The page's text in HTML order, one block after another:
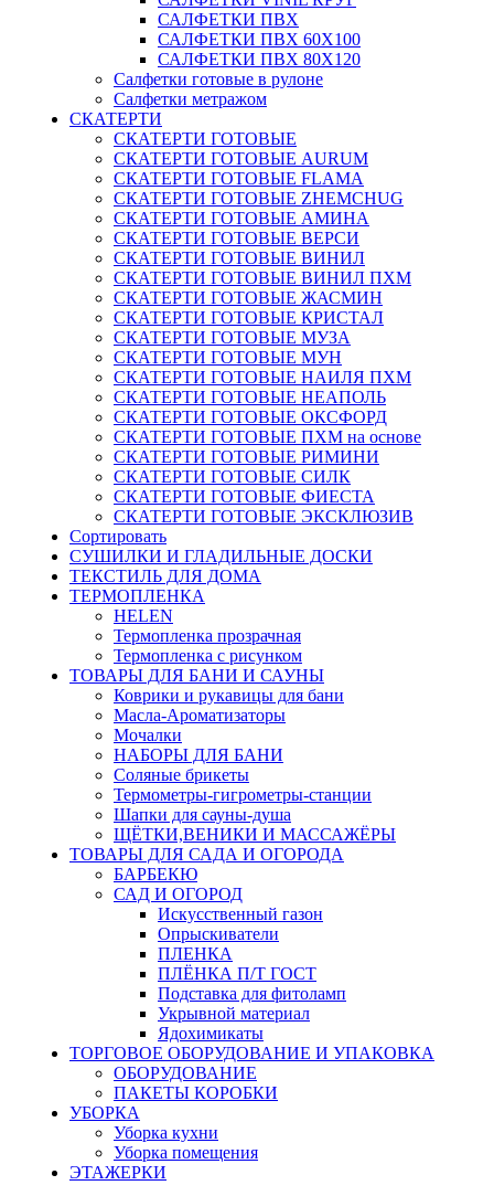
САЛФЕТКИ ПВХ
САЛФЕТКИ ПВХ 60Х100
САЛФЕТКИ ПВХ 80Х120
Салфетки готовые в рулоне
Салфетки метражом
СКАТЕРТИ
СКАТЕРТИ ГОТОВЫЕ
СКАТЕРТИ ГОТОВЫЕ AURUM
СКАТЕРТИ ГОТОВЫЕ FLAMA
СКАТЕРТИ ГОТОВЫЕ ZHEMCHUG
СКАТЕРТИ ГОТОВЫЕ АМИНА
СКАТЕРТИ ГОТОВЫЕ ВЕРСИ
СКАТЕРТИ ГОТОВЫЕ ВИНИЛ
СКАТЕРТИ ГОТОВЫЕ ВИНИЛ ПХМ
СКАТЕРТИ ГОТОВЫЕ ЖАСМИН
СКАТЕРТИ ГОТОВЫЕ КРИСТАЛ
СКАТЕРТИ ГОТОВЫЕ МУЗА
СКАТЕРТИ ГОТОВЫЕ МУН
СКАТЕРТИ ГОТОВЫЕ НАИЛЯ ПХМ
СКАТЕРТИ ГОТОВЫЕ НЕАПОЛЬ
СКАТЕРТИ ГОТОВЫЕ ОКСФОРД
СКАТЕРТИ ГОТОВЫЕ ПХМ на основе
СКАТЕРТИ ГОТОВЫЕ РИМИНИ
СКАТЕРТИ ГОТОВЫЕ СИЛК
СКАТЕРТИ ГОТОВЫЕ ФИЕСТА
СКАТЕРТИ ГОТОВЫЕ ЭКСКЛЮЗИВ
Сортировать
СУШИЛКИ И ГЛАДИЛЬНЫЕ ДОСКИ
ТЕКСТИЛЬ ДЛЯ ДОМА
ТЕРМОПЛЕНКА
HELEN
Термопленка прозрачная
Термопленка с рисунком
ТОВАРЫ ДЛЯ БАНИ И САУНЫ
Коврики и рукавицы для бани
Масла-Aроматизаторы
Мочалки
НАБОРЫ ДЛЯ БАНИ
Соляные брикеты
Термометры-гигрометры-станции
Шапки для сауны-душа
ЩЁТКИ,ВЕНИКИ И МАССАЖЁРЫ
ТОВАРЫ ДЛЯ САДА И ОГОРОДА
БАРБЕКЮ
САД И ОГОРОД
Искусственный газон
Опрыскиватели
ПЛЕНКА
ПЛЁНКА П/Т ГОСТ
Подставка для фитоламп
Укрывной материал
Ядохимикаты
ТОРГОВОЕ ОБОРУДОВАНИЕ И УПАКОВКА
ОБОРУДОВАНИЕ
ПАКЕТЫ КОРОБКИ
УБОРКА
Уборка кухни
Уборка помещения
ЭТАЖЕРКИ